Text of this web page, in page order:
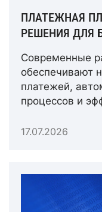
ПЛАТЕЖНАЯ
РЕШЕНИЯ ДЛЯ
Современные
обеспечивают
платежей,
процессов и
17.07.2026